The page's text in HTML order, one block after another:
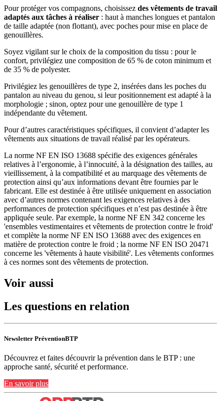
Pour protéger vos compagnons, choisissez des vêtements de travail
adaptés aux tâches à réaliser : haut à manches longues et pantalon
de taille adaptée (non flottant), avec poches pour mise en place de
genouillères.
Soyez vigilant sur le choix de la composition du tissu : pour le
confort, privilégiez une composition de 65 % de coton minimum et
de 35 % de polyester.
Privilégiez les genouillères de type 2, insérées dans les poches du
pantalon au niveau du genou, si leur positionnement est adapté à la
morphologie ; sinon, optez pour une genouillère de type 1
indépendante du vêtement.
Pour d’autres caractéristiques spécifiques, il convient d’adapter les
vêtements aux situations de travail réalisé par les opérateurs.
La norme NF EN ISO 13688 spécifie des exigences générales
relatives à l’ergonomie, à l’innocuité, à la désignation des tailles, au
vieillissement, à la compatibilité et au marquage des vêtements de
protection ainsi qu’aux informations devant être fournies par le
fabricant. Elle est destinée à être utilisée uniquement en association
avec d’autres normes contenant les exigences relatives à des
performances de protection spécifiques et n’est pas destinée à être
appliquée seule. Par exemple, la norme NF EN 342 concerne les
'ensembles vestimentaires et vêtements de protection contre le froid'
et complète la norme NF EN ISO 13688 avec des exigences en
matière de protection contre le froid ; la norme NF EN ISO 20471
concerne les 'vêtements à haute visibilité'. Les vêtements conformes
à ces normes sont des vêtements de protection.
Voir aussi
Les questions en relation
Newsletter PréventionBTP
Découvrez et faites découvrir la prévention dans le BTP : une
approche santé, sécurité et performance.
En savoir plus